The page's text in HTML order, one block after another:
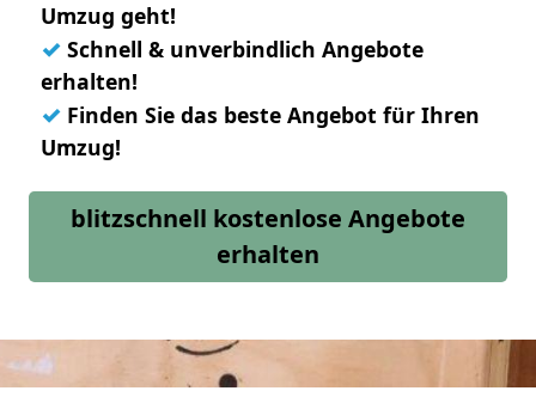
Umzug geht!
✓ Schnell & unverbindlich Angebote
erhalten!
✓ Finden Sie das beste Angebot für Ihren
Umzug!
blitzschnell kostenlose Angebote
erhalten